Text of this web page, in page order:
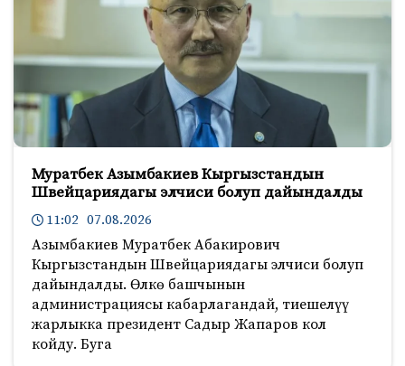
Муратбек Азымбакиев Кыргызстандын
Швейцариядагы элчиси болуп дайындалды
11:02 07.08.2026
Азымбакиев Муратбек Абакирович
Кыргызстандын Швейцариядагы элчиси болуп
дайындалды. Өлкө башчынын
администрациясы кабарлагандай, тиешелүү
жарлыкка президент Садыр Жапаров кол
койду. Буга